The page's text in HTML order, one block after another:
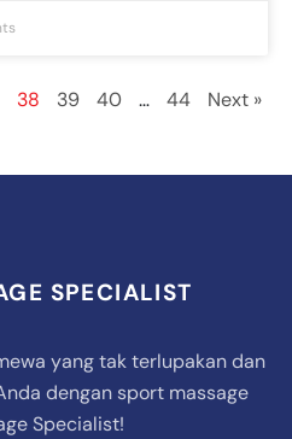
38 39 40 … 44 Next »
SPECIALIST
yang tak terlupakan dan
dengan sport massage
Specialist!